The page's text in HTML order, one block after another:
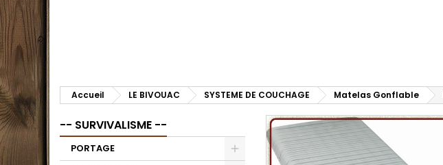
Accueil LE BIVOUAC SYSTEME DE COUCHAGE Matelas Gonflable
-- SURVIVALISME --
PORTAGE